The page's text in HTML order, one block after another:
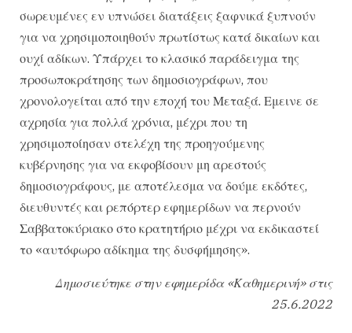
σωρευμένες εν υπνώσει διατάξεις ξαφνικά ξυπνούν
για να χρησιμοποιηθούν πρωτίστως κατά δικαίων και
ουχί αδίκων. Υπάρχει το κλασικό παράδειγμα της
προσωποκράτησης των δημοσιογράφων, που
χρονολογείται από την εποχή του Μεταξά. Εμεινε σε
αχρησία για πολλά χρόνια, μέχρι που τη
χρησιμοποίησαν στελέχη της προηγούμενης
κυβέρνησης για να εκφοβίσουν μη αρεστούς
δημοσιογράφους, με αποτέλεσμα να δούμε εκδότες,
διευθυντές και ρεπόρτερ εφημερίδων να περνούν
Σαββατοκύριακο στο κρατητήριο μέχρι να εκδικαστεί
το «αυτόφωρο αδίκημα της δυσφήμησης».
Δημοσιεύτηκε στην εφημερίδα «Καθημερινή» στις
25.6.2022